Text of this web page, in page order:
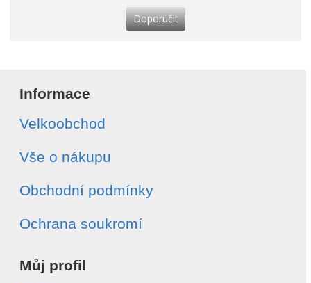
Doporučit
Informace
Velkoobchod
Vše o nákupu
Obchodní podmínky
Ochrana soukromí
Můj profil